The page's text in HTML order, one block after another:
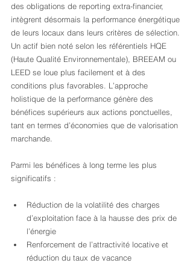
des obligations de reporting extra-financier,
intègrent désormais la performance énergétique
de leurs locaux dans leurs critères de sélection.
Un actif bien noté selon les référentiels HQE
(Haute Qualité Environnementale), BREEAM ou
LEED se loue plus facilement et à des
conditions plus favorables. L’approche
holistique de la performance génère des
bénéfices supérieurs aux actions ponctuelles,
tant en termes d’économies que de valorisation
marchande.
Parmi les bénéfices à long terme les plus
significatifs :
Réduction de la volatilité des charges
d’exploitation face à la hausse des prix de
l’énergie
Renforcement de l’attractivité locative et
réduction du taux de vacance